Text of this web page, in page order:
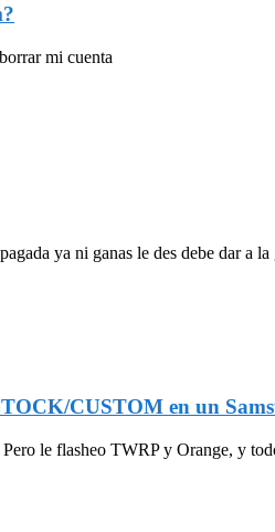
mi cuenta
ya ni ganas le des debe dar a la
CUSTOM en un
le flasheo TWRP y Orange, y